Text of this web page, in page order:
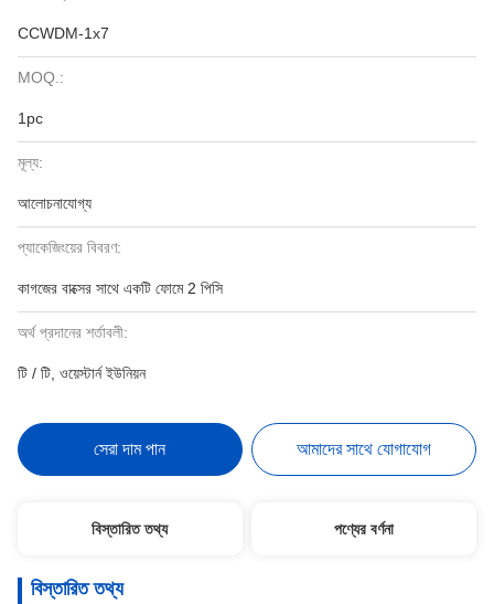
CCWDM-1x7
MOQ.:
1pc
মূল্য:
আলোচনাযোগ্য
প্যাকেজিংয়ের বিবরণ:
কাগজের বাক্সের সাথে একটি ফোমে 2 পিসি
অর্থ প্রদানের শর্তাবলী:
টি / টি, ওয়েস্টার্ন ইউনিয়ন
সেরা দাম পান আমাদের সাথে যোগাযোগ
বিস্তারিত তথ্য পণ্যের বর্ণনা
বিস্তারিত তথ্য